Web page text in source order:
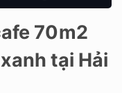
70m2
tại Hải